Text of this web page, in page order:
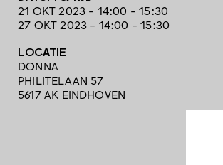
21 OKT 2023 - 14:00 - 15:30
27 OKT 2023 - 14:00 - 15:30
LOCATIE
DONNA
PHILITELAAN 57
5617 AK EINDHOVEN